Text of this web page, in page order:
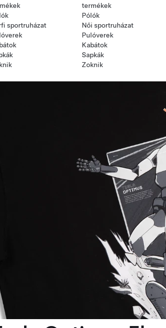
sportruházat
termékek
Pólók
Női sportruházat
Pulóverek
Kabátok
Sapkák
Zoknik